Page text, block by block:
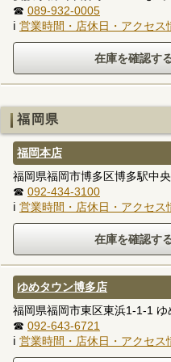
☎ 089-932-0005
ℹ 営業時間・店休日・アクセス
福岡県
福岡本店
福岡県福岡市博多区博多駅中
☎ 092-434-3100
ℹ 営業時間・店休日・アクセス
ゆめタウン博多店
福岡県福岡市東区東浜1-1-1
☎ 092-643-6721
ℹ 営業時間・店休日・アクセス